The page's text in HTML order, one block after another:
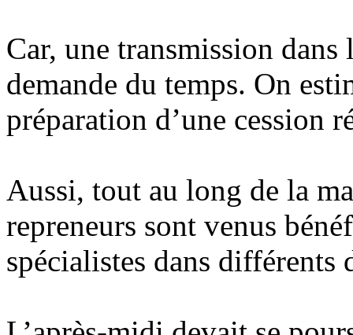
Car, une transmission
demande du temps. On
préparation d’une cession
Aussi, tout au long de la
repreneurs sont venus
spécialistes dans différents